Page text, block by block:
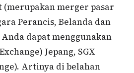
(merupakan merger pasar
Perancis, Belanda dan
dapat menggunakan
Jepang, SGX
Artinya di belahan